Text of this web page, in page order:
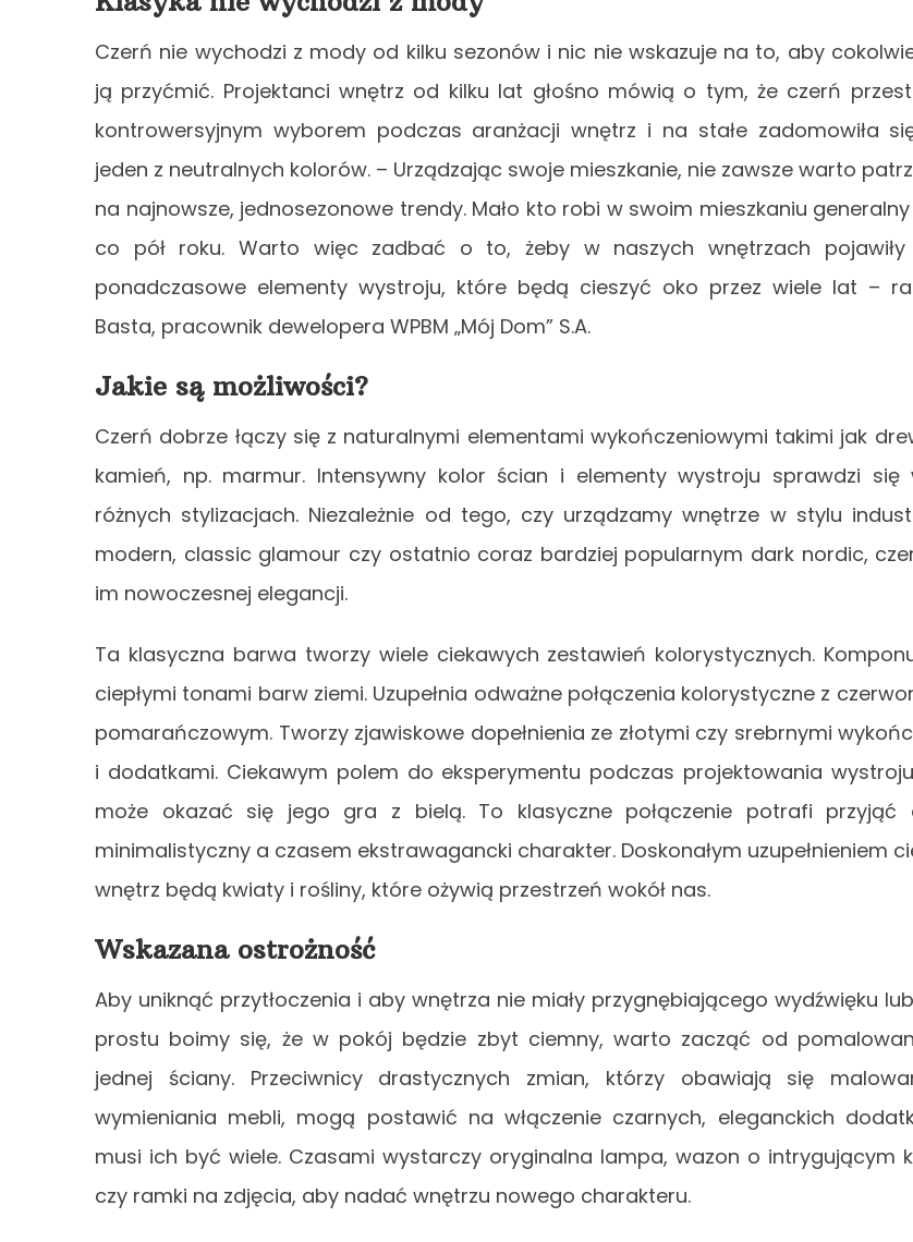
Czerń nie wychodzi z mody od kilku sezonów i nic nie wskazuje na to, aby
ją przyćmić. Projektanci wnętrz od kilku lat głośno mówią o tym, że czerń
kontrowersyjnym wyborem podczas aranżacji wnętrz i na stałe zadomowiła
jeden z neutralnych kolorów. – Urządzając swoje mieszkanie, nie zawsze warto
na najnowsze, jednosezonowe trendy. Mało kto robi w swoim mieszkaniu
co pół roku. Warto więc zadbać o to, żeby w naszych wnętrzach
ponadczasowe elementy wystroju, które będą cieszyć oko przez wiele lat –
Basta, pracownik dewelopera WPBM „Mój Dom” S.A.
Jakie są możliwości?
Czerń dobrze łączy się z naturalnymi elementami wykończeniowymi takimi jak
kamień, np. marmur. Intensywny kolor ścian i elementy wystroju sprawdzi się
różnych stylizacjach. Niezależnie od tego, czy urządzamy wnętrze w stylu
modern, classic glamour czy ostatnio coraz bardziej popularnym dark nordic,
im nowoczesnej elegancji.
Ta klasyczna barwa tworzy wiele ciekawych zestawień kolorystycznych.
ciepłymi tonami barw ziemi. Uzupełnia odważne połączenia kolorystyczne z
pomarańczowym. Tworzy zjawiskowe dopełnienia ze złotymi czy srebrnymi
i dodatkami. Ciekawym polem do eksperymentu podczas projektowania
może okazać się jego gra z bielą. To klasyczne połączenie potrafi przyjąć
minimalistyczny a czasem ekstrawagancki charakter. Doskonałym uzupełnieniem
wnętrz będą kwiaty i rośliny, które ożywią przestrzeń wokół nas.
Wskazana ostrożność
Aby uniknąć przytłoczenia i aby wnętrza nie miały przygnębiającego wydźwięku
prostu boimy się, że w pokój będzie zbyt ciemny, warto zacząć od
jednej ściany. Przeciwnicy drastycznych zmian, którzy obawiają się
wymieniania mebli, mogą postawić na włączenie czarnych, eleganckich
musi ich być wiele. Czasami wystarczy oryginalna lampa, wazon o intrygującym
czy ramki na zdjęcia, aby nadać wnętrzu nowego charakteru.